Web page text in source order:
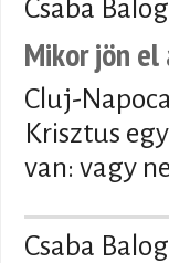
Csaba
Mikor jön el
Cluj-Napoca
Krisztus
van: vagy
Csaba